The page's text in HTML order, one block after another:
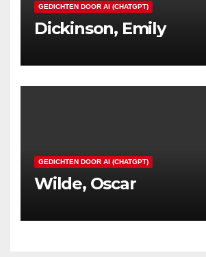
GEDICHTEN DOOR AI (CHATGPT)
Dickinson, Emily
GEDICHTEN DOOR AI (CHATGPT)
Wilde, Oscar